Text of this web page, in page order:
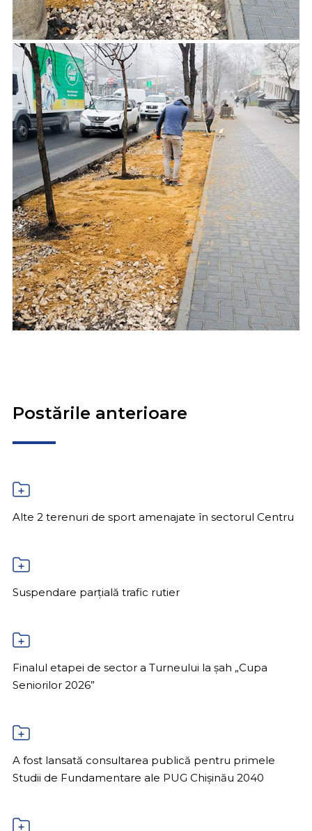
Postările anterioare
Alte 2 terenuri de sport amenajate în sectorul Centru
Suspendare parțială trafic rutier
Finalul etapei de sector a Turneului la șah „Cupa
Seniorilor 2026”
A fost lansată consultarea publică pentru primele
Studii de Fundamentare ale PUG Chișinău 2040